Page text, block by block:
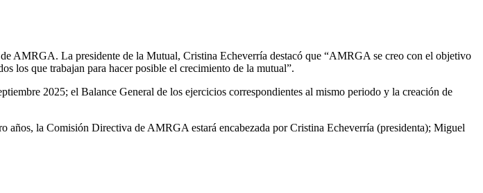
AMRGA. La presidente de la Mutual, Cristina Echeverría destacó que “AMRGA se creo con el objetivo
los que trabajan para hacer posible el crecimiento de la mutual”.
2025; el Balance General de los ejercicios correspondientes al mismo periodo y la creación de
años, la Comisión Directiva de AMRGA estará encabezada por Cristina Echeverría (presidenta); Miguel